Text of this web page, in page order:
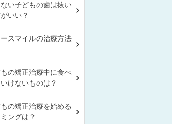
い子どもの歯は抜い
いい？
スマイルの治療方法
の矯正治療中に食べ
けないものは？
の矯正治療を始める
ングは？